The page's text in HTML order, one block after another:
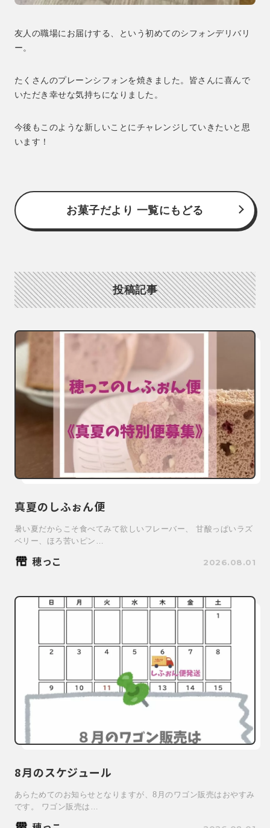
友人の職場にお届けする、という初めてのシフォンデリバリ
ー。
たくさんのプレーンシフォンを焼きました。皆さんに喜んで
いただき幸せな気持ちになりました。
今後もこのような新しいことにチャレンジしていきたいと思
います！
お菓子だより 一覧にもどる
投稿記事
真夏のしふぉん便
暑い夏だからこそ食べてみて欲しいフレーバー、 甘酸っぱいラズ
ベリー、ほろ苦いピン…
穂っこ 2026.08.01
8月のスケジュール
あらためてのお知らせとなりますが、8月のワゴン販売はおやすみ
です。 ワゴン販売は…